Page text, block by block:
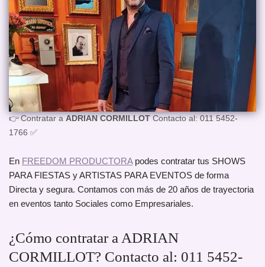
👉 Contratar aADRIAN CORMILLOTContacto al: 011 5452-
1766 ✅
En FREEDOM PRODUCTORApodes contratar tus SHOWS
PARA FIESTAS y ARTISTAS PARA EVENTOS de forma
Directa y segura. Contamos con más de 20 años de trayectoria
en eventos tanto Sociales como Empresariales.
¿Cómo contratar a ADRIAN
CORMILLOT? Contacto al: 011 5452-